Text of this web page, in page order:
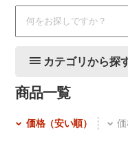
カテゴリから探
商品一覧
価格（安い順） 価